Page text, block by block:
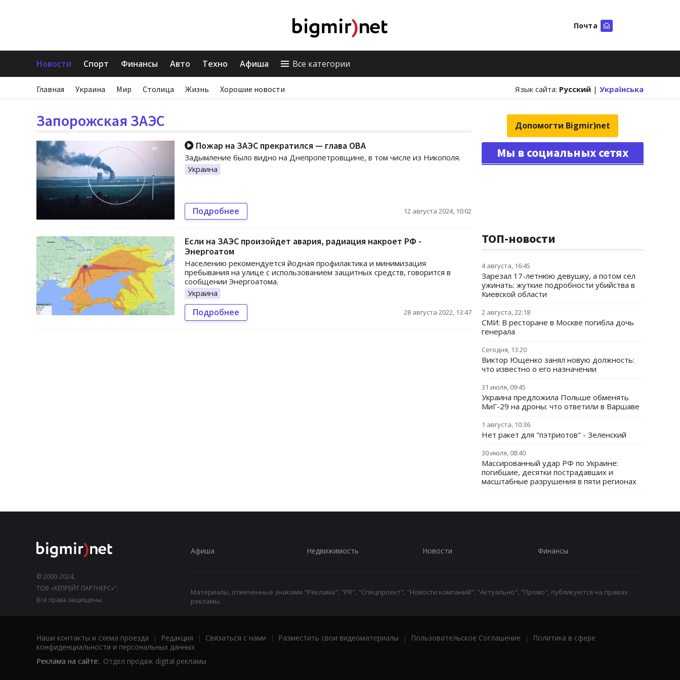
Почта
Новости Спорт Финансы Авто Техно Афиша Все категории
Главная Украина Мир Столица Жизнь Хорошие новости Язык сайта: Русский | Українська
Запорожская ЗАЭС
Пожар на ЗАЭС прекратился — глава ОВА
Задымление было видно на Днепропетровщине, в том числе из Никополя.
Украина
Подробнее 12 августа 2024, 10:02
Если на ЗАЭС произойдет авария, радиация накроет РФ -
Энергоатом
Населению рекомендуется йодная профилактика и минимизация
пребывания на улице с использованием защитных средств, говорится в
сообщении Энергоатома.
Украина
Подробнее 28 августа 2022, 13:47
Допомогти Bigmir)net
Мы в социальных сетях
ТОП-новости
4 августа, 16:45
Зарезал 17-летнюю девушку, а потом сел
ужинать: жуткие подробности убийства в
Киевской области
2 августа, 22:18
СМИ: В ресторане в Москве погибла дочь
генерала
Сегодня, 13:20
Виктор Ющенко занял новую должность:
что известно о его назначении
31 июля, 09:45
Украина предложила Польше обменять
МиГ-29 на дроны: что ответили в Варшаве
1 августа, 10:36
Нет ракет для "пэтриотов" - Зеленский
30 июля, 08:40
Массированный удар РФ по Украине:
погибшие, десятки пострадавших и
масштабные разрушения в пяти регионах
© 2000-2024,
ТОВ «КЕПРЕЙТ ПАРТНЕРС»".
Все права защищены.
Афиша Недвижимость Новости Финансы
Материалы, отмеченные знаками "Реклама", "PR", "Спецпроект", "Новости компаний", "Актуально", "Промо", публикуются на правах
рекламы.
Наши контакты и схема проезда | Редакция | Связаться с нами | Разместить свои видеоматериалы | Пользовательское Соглашение |
Политика в сфере
конфиденциальности и персональных данных
Реклама на сайте: Отдел продаж digital рекламы